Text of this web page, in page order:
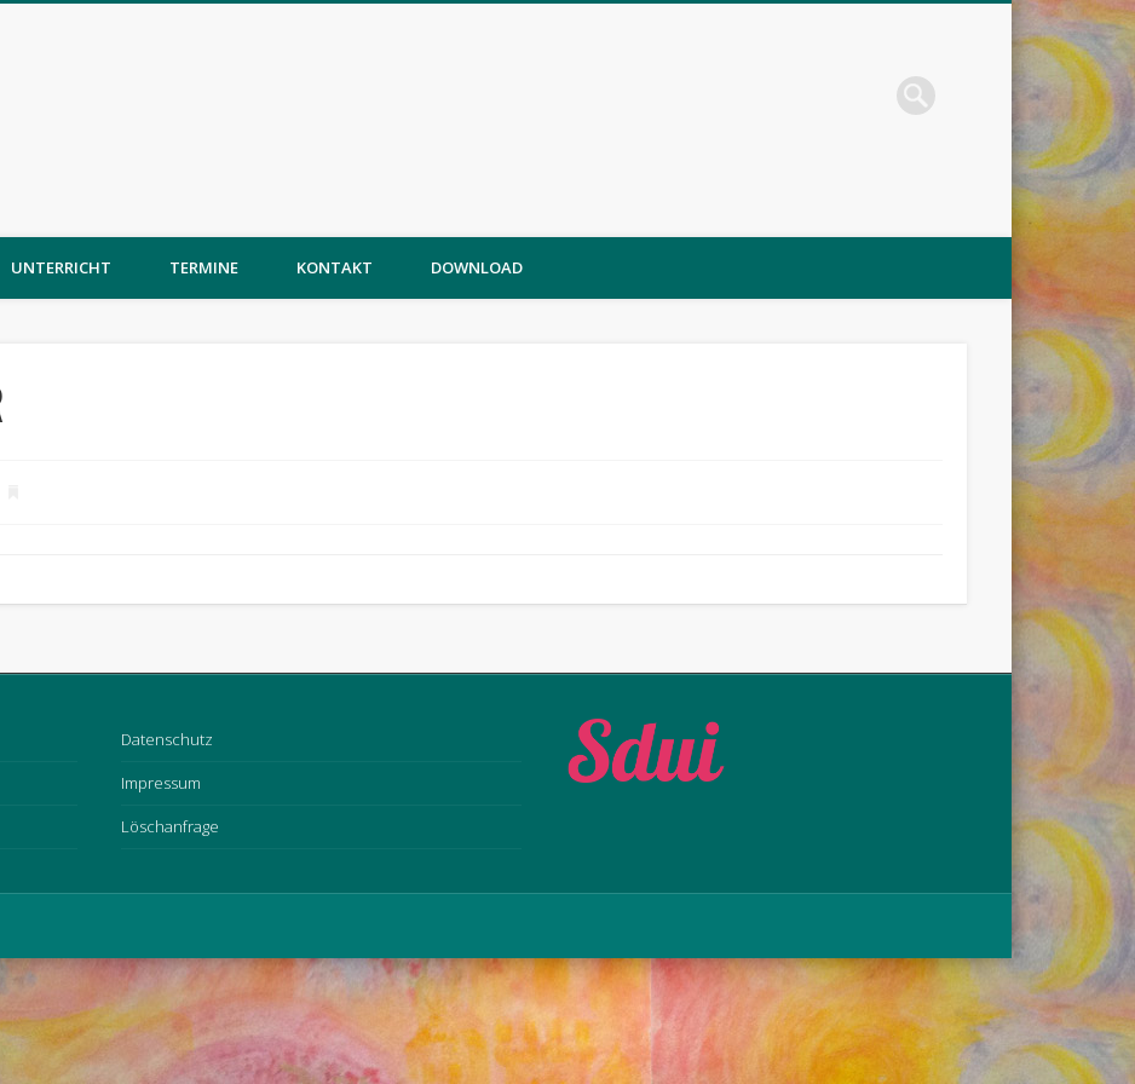
UNTERRICHT TERMINE KONTAKT DOWNLOAD
Datenschutz
Impressum
Löschanfrage